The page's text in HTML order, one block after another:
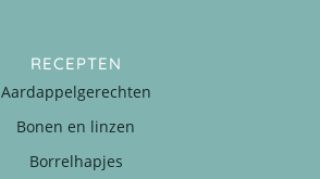
RECEPTEN
Aardappelgerechten
Bonen en linzen
Borrelhapjes